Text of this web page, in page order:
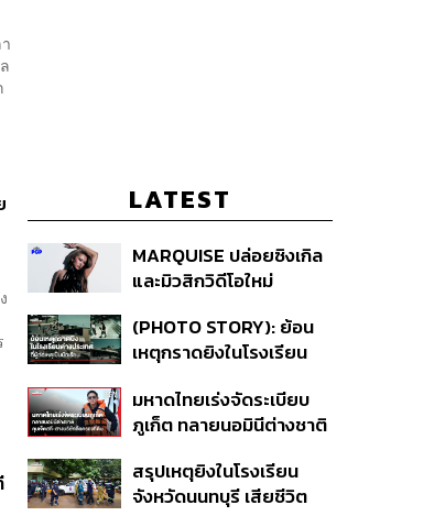
LATEST
MARQUISE ปล่อยซิงเกิล
และมิวสิกวิดีโอใหม่
สัมพันธ์สุด Toxic
(PHOTO STORY): ย้อน
เหตุกราดยิงในโรงเรียน
นักเรียน
มหาดไทยเร่งจัดระเบียบ
ภูเก็ต ทลายนอมินีต่างชาติ
ที่ดิน เคลียร์ใบอนุญาต
โรงแรมค้าง 7 ปี
สรุปเหตุยิงในโรงเรียน
จังหวัดนนทบุรี เสียชีวิต